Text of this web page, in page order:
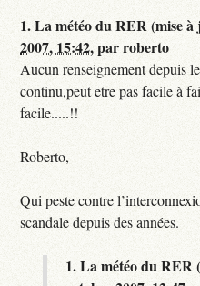
1.La météo du RER (mise
2007, 15:42,parroberto
Aucun renseignement depuis
continu,peut etre pas facile à
facile.....!!
Roberto,
Qui peste contre
scandale depuis des années.
1.La météo du RER